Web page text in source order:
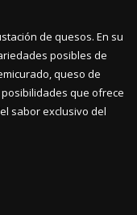
de quesos. En su
posibles de
queso de
que ofrece
sabor exclusivo del